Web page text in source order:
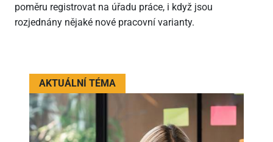
poměru registrovat na úřadu práce, i když jsou
rozjednány nějaké nové pracovní varianty.
AKTUÁLNÍ TÉMA